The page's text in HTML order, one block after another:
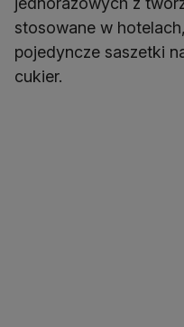
stosowane w
pojedyncze saszetki